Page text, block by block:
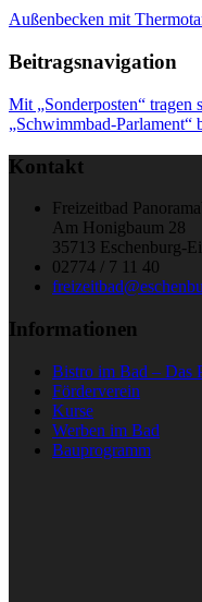
Außenbecken mit
Beitragsnavigation
Mit „Sonderposten“ tragen
„Schwimmbad-Parlament“
Kontakt
Freizeitbad
Am Honigbaum 28
35713 Eschenburg-
02774 / 7 11 40
Informationen
Bistro im Bad – Das
Förderverein
Kurse
Werben im Bad
Bauprogramm